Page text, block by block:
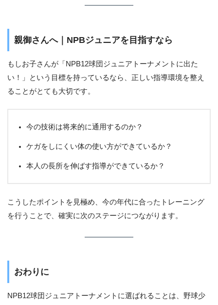
親御さんへ｜NPBジュニアを目指すなら
もしお子さんが「NPB12球団ジュニアトーナメントに出た
い！」という目標を持っているなら、正しい指導環境を整え
ることがとても大切です。
今の技術は将来的に通用するのか？
ケガをしにくい体の使い方ができているか？
本人の長所を伸ばす指導ができているか？
こうしたポイントを見極め、今の年代に合ったトレーニング
を行うことで、確実に次のステージにつながります。
おわりに
NPB12球団ジュニアトーナメントに選ばれることは、野球少